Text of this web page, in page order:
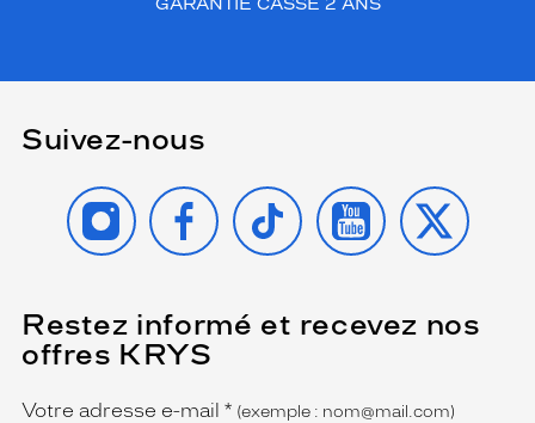
GARANTIE CASSE 2 ANS
Suivez-nous
INSTAGRAMFACEBOOK
TIKTOK YOUTUBE
X
Restez informé et recevez nos
offres KRYS
Name
Votre adresse e-mail *
(Ce
champ
est
obligatoire)
(exemple : nom@mail.com)